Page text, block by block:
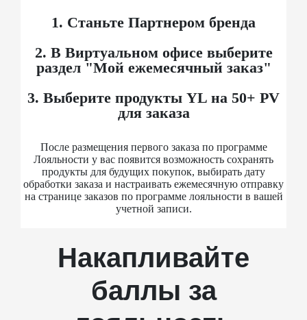
Станьте Партнером бренда
В Виртуальном офисе выберите
раздел "Мой ежемесячный заказ"
Выберите продукты YL на 50+ PV
для заказа
После размещения первого заказа по программе
Лояльности у вас появится возможность сохранять
продукты для будущих покупок, выбирать дату
обработки заказа и настраивать ежемесячную отправку
на странице заказов по программе лояльности в вашей
учетной записи.
Накапливайте
баллы за